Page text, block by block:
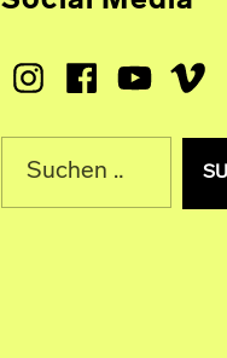
InstagramFacebookYoutubeVimeo
Suche nach: